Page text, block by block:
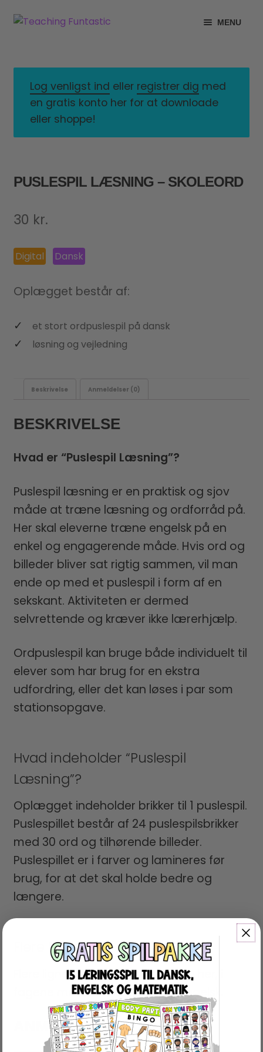
Spring
Spring
MENU
CHILD
MENU
GRATISMATERIALE
BUTIK
CHILD
Log venligst ind eller registrer dig med
en gratis konto her for at downloade
eller shoppe!
PUSLESPIL LÆSNING – SKOLEORD
30 kr.
Digital Dansk
Oplægget består af:
et stort ordpuslespil på dansk
løsning og vejledning
Beskrivelse Anmeldelser (0)
BESKRIVELSE
Hvad er “Puslespil Læsning”?
Puslespil læsning er en praktisk og sjov
måde at træne læsning og ordforråd på.
Her skal eleverne træne engelsk på en
enkel og engagerende måde. Hvis ord og
billeder bliver sat rigtig sammen, vil man
ende op med et puslespil i form af en
sekskant. Aktiviteten er dermed
selvrettende og kræver ikke lærerhjælp.
Ordpuslespil kan bruge både individuelt til
elever som har brug for en ekstra
udfordring, eller det kan løses i par som
stationsopgave.
Hvad indeholder “Puslespil
Læsning”?
Oplægget indeholder brikker til 1 puslespil.
Puslespillet består af 24 puslespilsbrikker
med 30 ord og tilhørende billeder.
Puslespillet er i farver og lamineres før
brug, for at det skal holde bedre og
længere.
Flere Puslespil
Flere lignende puslespil finder du her, i
matematik,danskogengelsk
ANMELDELSER